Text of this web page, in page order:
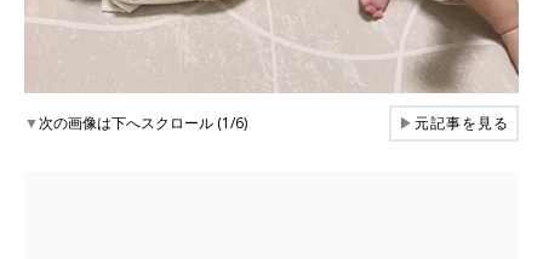
▼次の画像は下へスクロール (1/6) ▶元記事を見る